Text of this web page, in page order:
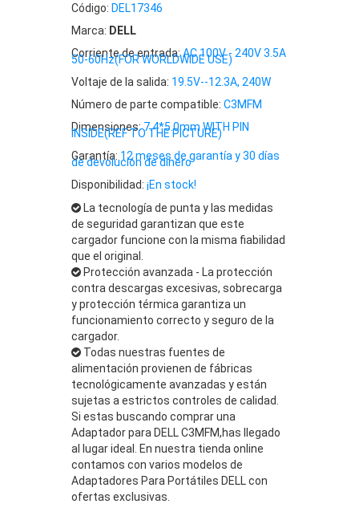
Código: DEL17346
Marca: DELL
Corriente de entrada:AC 100V - 240V 3.5A
50-60Hz(FOR WORLDWIDE USE)
Voltaje de la salida: 19.5V--12.3A, 240W
Número de parte compatible: C3MFM
Dimensiones:7.4*5.0mm WITH PIN
INSIDE(REF TO THE PICTURE)
Garantía: 12 meses de garantía y 30 días
de devolución de dinero
Disponibilidad: ¡En stock!
La tecnología de punta y las medidas
de seguridad garantizan que este
cargador funcione con la misma fiabilidad
que el original.
Protección avanzada - La protección
contra descargas excesivas, sobrecarga
y protección térmica garantiza un
funcionamiento correcto y seguro de la
cargador.
Todas nuestras fuentes de
alimentación provienen de fábricas
tecnológicamente avanzadas y están
sujetas a estrictos controles de calidad.
Si estas buscando comprar una
Adaptador para DELL C3MFM,has llegado
al lugar ideal. En nuestra tienda online
contamos con varios modelos de
Adaptadores Para Portátiles DELL con
ofertas exclusivas.